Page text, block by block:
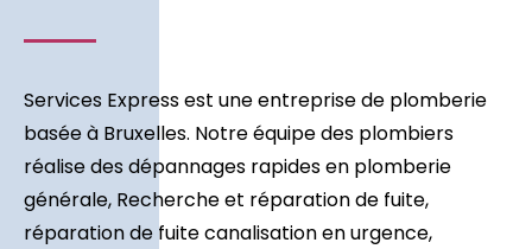
Services Express est une entreprise de plomberie
basée à Bruxelles. Notre équipe des plombiers
réalise des dépannages rapides en plomberie
générale, Recherche et réparation de fuite,
réparation de fuite canalisation en urgence,